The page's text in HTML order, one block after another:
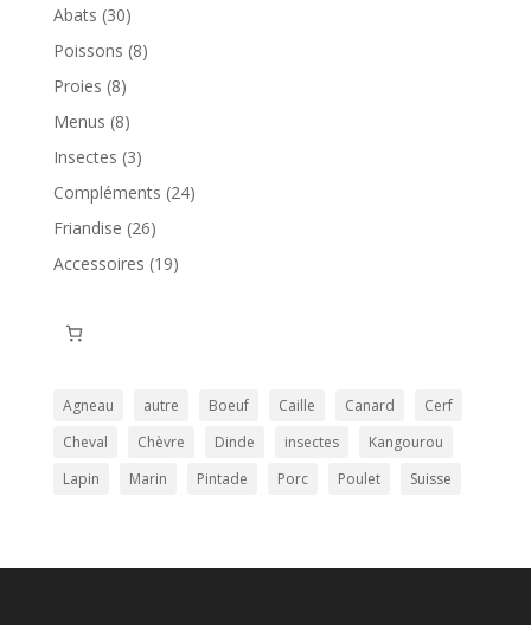
Abats 3030
produits
Poissons 88
Proies 88
produits
Menus 88
produits
Insectes 33
produits
Compléments 2424
Friandise 2626
produits
Accessoires 1919
Agneau autre Boeuf Caille Canard
Cerf
Cheval
Chèvre Dinde insectes
Kangourou
Lapin
Marin Pintade Porc Poulet Suisse